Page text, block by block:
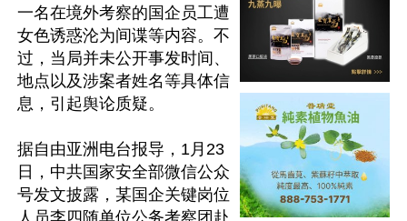
一名在境外考察的国企员工遭
女色诱惑沦为间谍等内容。不
过，当局并未公开事发时间、
地点以及涉案者姓名等具体信
息，引起舆论质疑。
据自由亚洲电台报导，1月23
日，中共国家安全部微信公众
号发文披露，某国企关键岗位
人员李四随单位公务考察团赴